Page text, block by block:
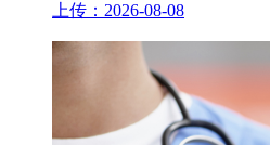
上传：2026-08-08